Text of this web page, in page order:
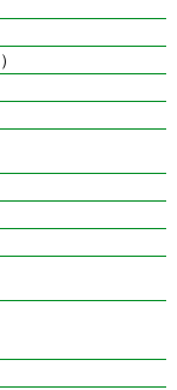
）